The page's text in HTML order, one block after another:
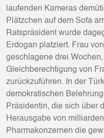
laufenden Kameras
Plätzchen auf dem Sofa
Ratspräsident wurde
Erdogan platziert. Frau
geschlagene drei
Gleichberechtigung von
zurückzuführen. In der
demokratischen
Präsidentin, die sich über
Herausgabe von
Pharmakonzernen die